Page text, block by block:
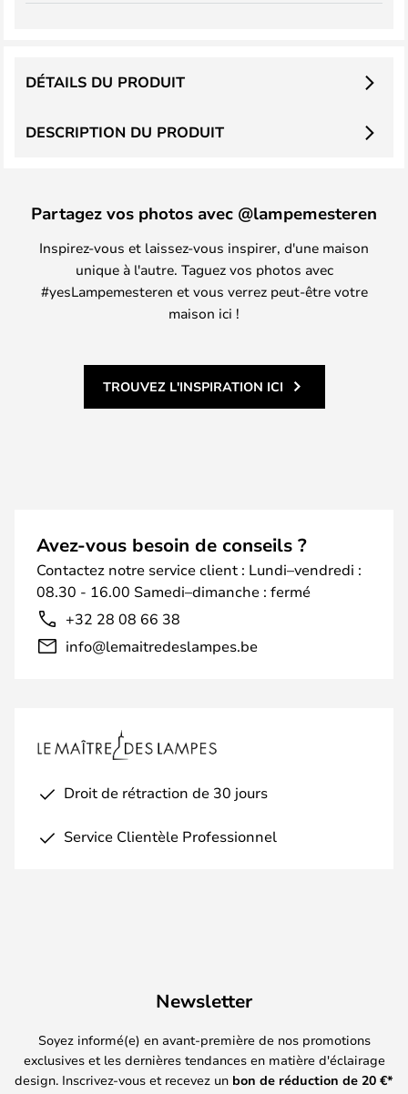
DESCRIPTION DU PRODUIT
DÉTAILS DU PRODUIT
Partagez vos photos avec @lampemesteren
Inspirez-vous et laissez-vous inspirer, d'une maison
unique à l'autre. Taguez vos photos avec
#yesLampemesteren et vous verrez peut-être votre
maison ici !
TROUVEZ L'INSPIRATION ICI
Avez-vous besoin de conseils ?
Contactez notre service client : Lundi–vendredi :
08.30 - 16.00 Samedi–dimanche : fermé
+32 28 08 66 38
info@lemaitredeslampes.be
Droit de rétraction de 30 jours
Service Clientèle Professionnel
Newsletter
Soyez informé(e) en avant-première de nos promotions
exclusives et les dernières tendances en matière d'éclairage
design. Inscrivez-vous et recevez un bon de réduction de 20 €*